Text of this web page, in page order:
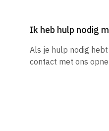
Ik heb hulp nodig
Als je hulp nodig
contact met ons